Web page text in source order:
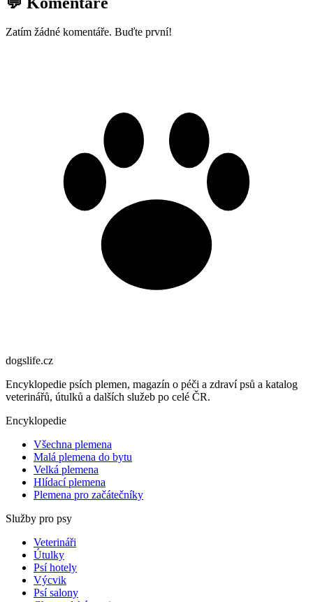
Zatím žádné komentáře. Buďte první!
dogslife.cz
Encyklopedie psích plemen, magazín o péči a zdraví psů a katalog
veterinářů, útulků a dalších služeb po celé ČR.
Encyklopedie
Všechna plemena
Malá plemena do bytu
Velká plemena
Hlídací plemena
Plemena pro začátečníky
Služby pro psy
Veterináři
Útulky
Psí hotely
Výcvik
Psí salony